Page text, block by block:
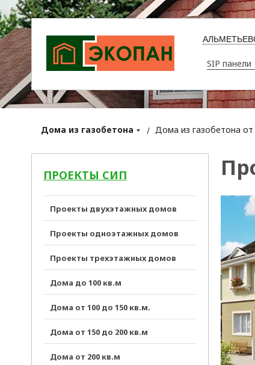
SIP панели
Дома из газобетона Дома из газобетона
ПРОЕКТЫ СИП
Проекты двухэтажных домов
Проекты одноэтажных домов
Проекты трехэтажных домов
Дома до 100 кв.м
Дома от 100 до 150 кв.м.
Дома от 150 до 200 кв.м
Дома от 200 кв.м